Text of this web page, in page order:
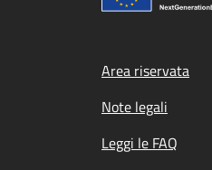
Footer
Area riservata
Note legali
Leggi le FAQ